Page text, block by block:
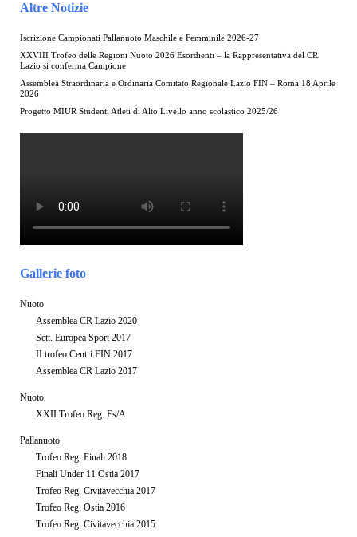
Altre Notizie
Iscrizione Campionati Pallanuoto Maschile e Femminile 2026-27
XXVIII Trofeo delle Regioni Nuoto 2026 Esordienti – la Rappresentativa del CR
Lazio si conferma Campione
Assemblea Straordinaria e Ordinaria Comitato Regionale Lazio FIN – Roma 18 Aprile
2026
Progetto MIUR Studenti Atleti di Alto Livello anno scolastico 2025/26
Gallerie foto
Nuoto
Assemblea CR Lazio 2020
Sett. Europea Sport 2017
II trofeo Centri FIN 2017
Assemblea CR Lazio 2017
Nuoto
XXII Trofeo Reg. Es/A
Pallanuoto
Trofeo Reg. Finali 2018
Finali Under 11 Ostia 2017
Trofeo Reg. Civitavecchia 2017
Trofeo Reg. Ostia 2016
Trofeo Reg. Civitavecchia 2015